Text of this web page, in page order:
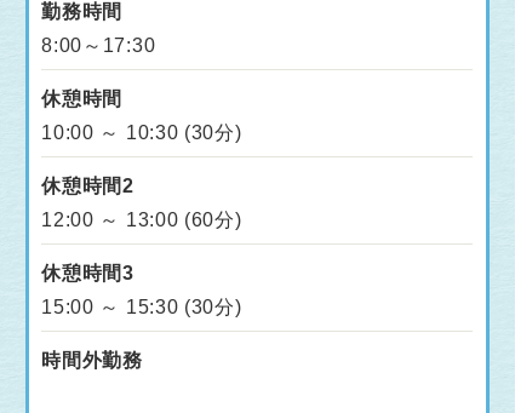
勤務時間
8:00～17:30
休憩時間
10:00 ～ 10:30 (30分)
休憩時間2
12:00 ～ 13:00 (60分)
休憩時間3
15:00 ～ 15:30 (30分)
時間外勤務